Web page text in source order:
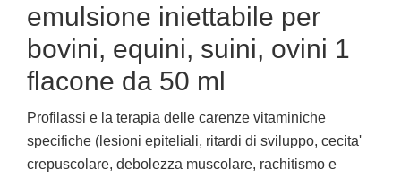
emulsione iniettabile per
bovini, equini, suini, ovini 1
flacone da 50 ml
Profilassi e la terapia delle carenze vitaminiche
specifiche (lesioni epiteliali, ritardi di sviluppo, cecita'
crepuscolare, debolezza muscolare, rachitismo e